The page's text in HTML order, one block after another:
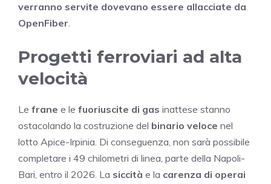
verranno servite dovevano essere allacciate da
OpenFiber
Progetti ferroviari ad alta
velocità
Le frane e le fuoriuscite di gas inattese stanno
ostacolando la costruzione del binario veloce nel
lotto Apice-Irpinia. Di conseguenza, non sarà possibile
completare i 49 chilometri di linea, parte della Napoli-
Bari, entro il 2026. La siccità e la carenza di operai